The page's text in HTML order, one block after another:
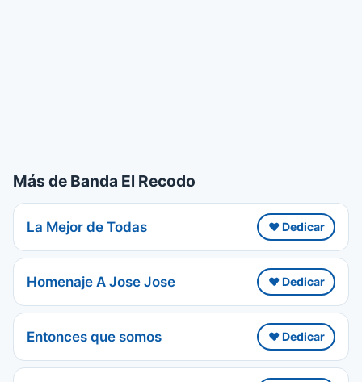
Más de Banda El Recodo
La Mejor de Todas ❤️ Dedicar
Homenaje A Jose Jose ❤️ Dedicar
Entonces que somos ❤️ Dedicar